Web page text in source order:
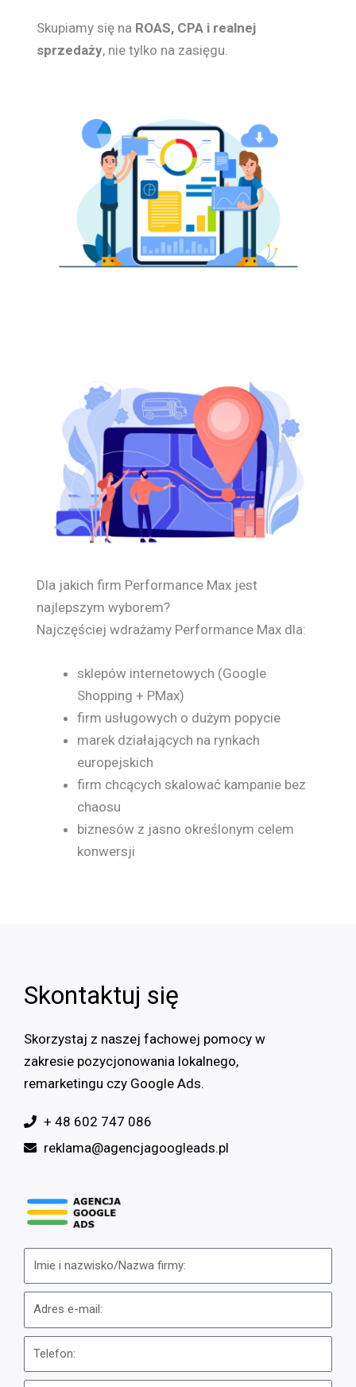
Skupiamy się na ROAS, CPA i realnej
sprzedaży, nie tylko na zasięgu.
Dla jakich firm Performance Max jest
najlepszym wyborem?
Najczęściej wdrażamy Performance Max dla:
sklepów internetowych (Google
Shopping + PMax)
firm usługowych o dużym popycie
marek działających na rynkach
europejskich
firm chcących skalować kampanie bez
chaosu
biznesów z jasno określonym celem
konwersji
Skontaktuj się
Skorzystaj z naszej fachowej pomocy w
zakresie pozycjonowania lokalnego,
remarketingu czy Google Ads.
+ 48 602 747 086
reklama@agencjagoogleads.pl